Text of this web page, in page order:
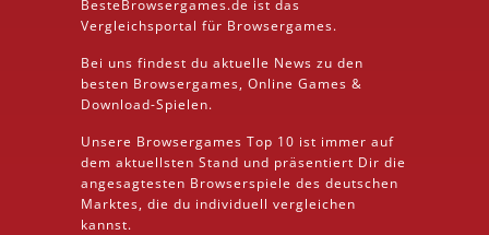
BesteBrowsergames.de ist das
Vergleichsportal für Browsergames.
Bei uns findest du aktuelle News zu den
besten Browsergames, Online Games &
Download-Spielen.
Unsere Browsergames Top 10 ist immer auf
dem aktuellsten Stand und präsentiert Dir die
angesagtesten Browserspiele des deutschen
Marktes, die du individuell vergleichen
kannst.